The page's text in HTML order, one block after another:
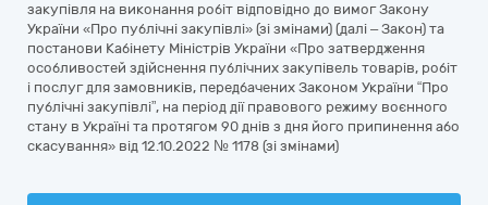
закупівля на виконання робіт відповідно до вимог Закону
України «Про публічні закупівлі» (зі змінами) (далі – Закон) та
постанови Кабінету Міністрів України «Про затвердження
особливостей здійснення публічних закупівель товарів, робіт
і послуг для замовників, передбачених Законом України “Про
публічні закупівлі”, на період дії правового режиму воєнного
стану в Україні та протягом 90 днів з дня його припинення або
скасування» від 12.10.2022 № 1178 (зі змінами)